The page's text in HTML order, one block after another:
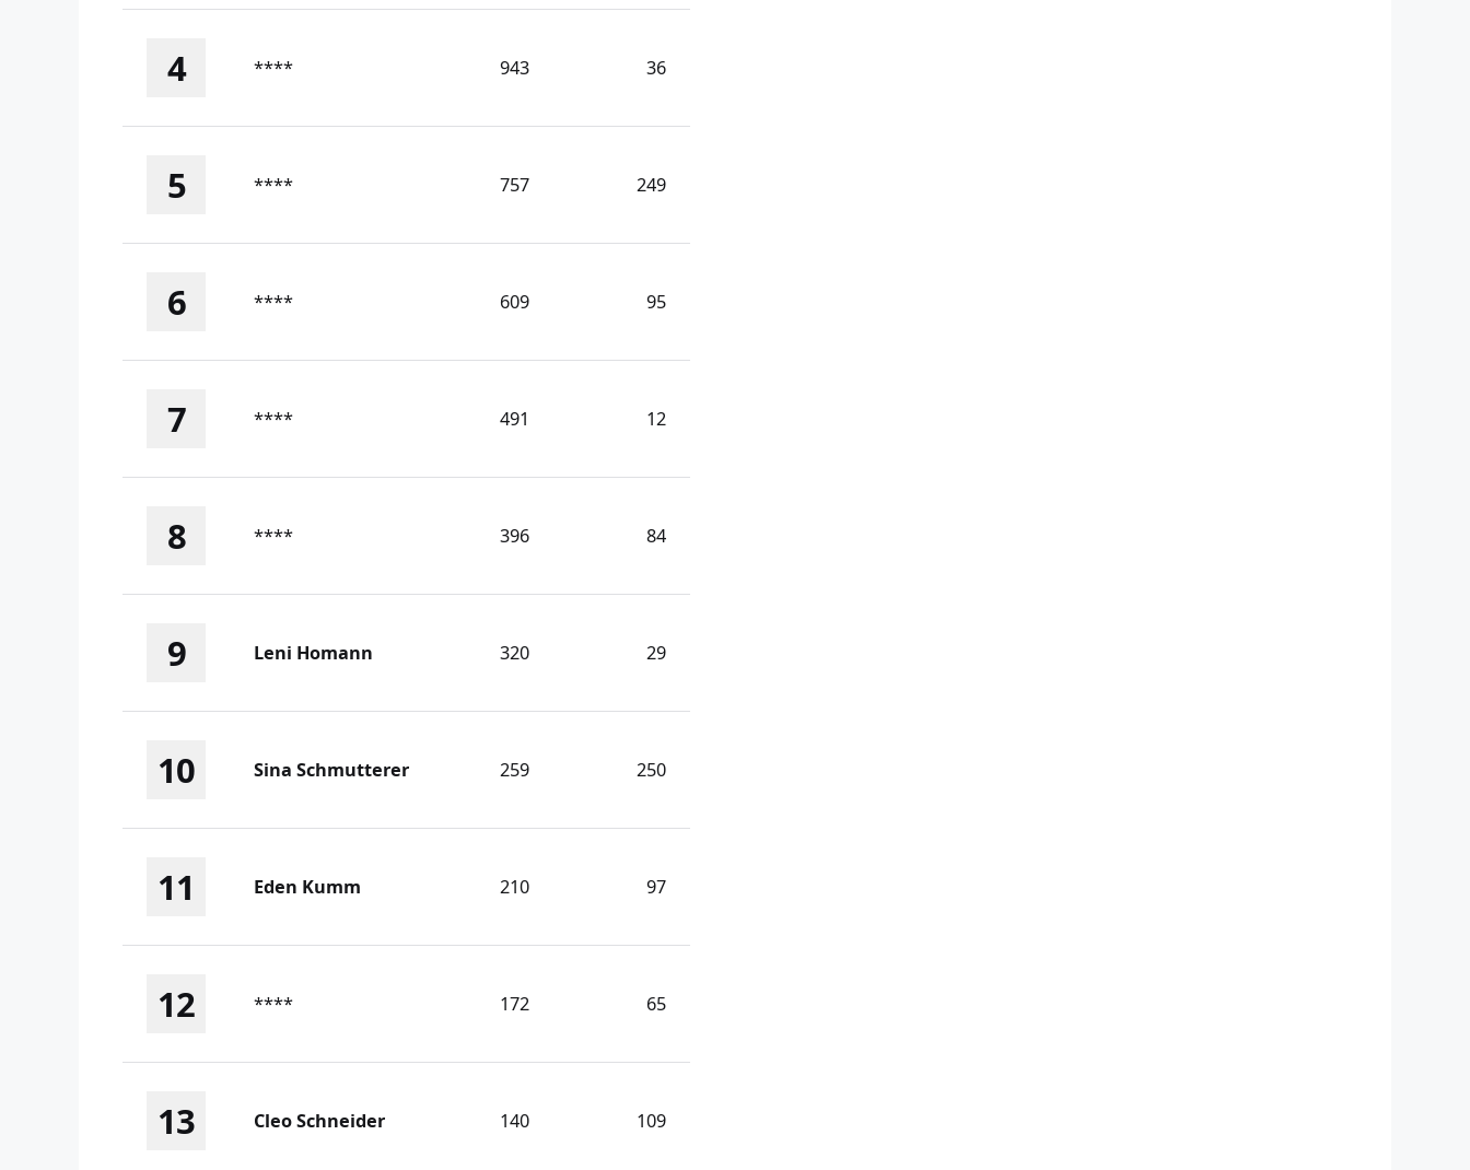
4 **** 943 36
5 **** 757 249
6 **** 609 95
7 **** 491 12
8 **** 396 84
9 Leni Homann 320 29
10 Sina Schmutterer 259 250
11 Eden Kumm 210 97
12 **** 172 65
13 Cleo Schneider 140 109